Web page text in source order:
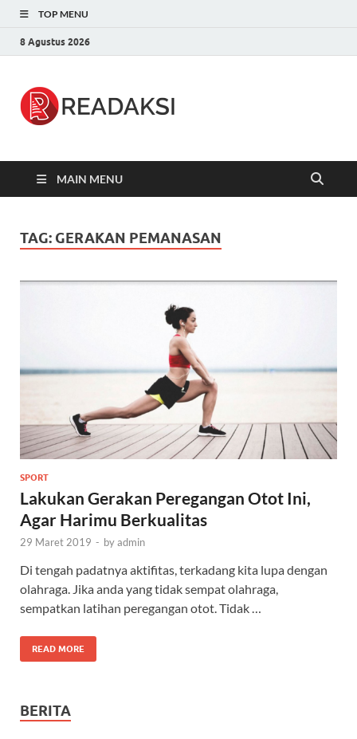
TOP MENU
8 Agustus 2026
MAIN MENU
TAG: GERAKAN PEMANASAN
SPORT
Lakukan Gerakan Peregangan Otot Ini,
Agar Harimu Berkualitas
29 Maret 2019 - byadmin
Di tengah padatnya aktifitas, terkadang kita lupa dengan
olahraga. Jika anda yang tidak sempat olahraga,
sempatkan latihan peregangan otot. Tidak …
READ MORE
BERITA